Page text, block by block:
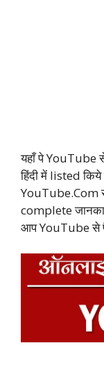
यहाँ पे
हिंदी में listed
YouTube.Com
complete
आप YouTube से